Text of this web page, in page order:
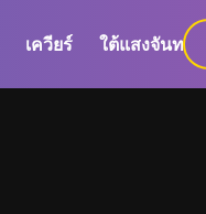
เควียร์ ใต้แสงจันทร์